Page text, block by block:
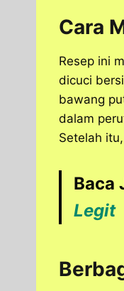
Cara
Resep ini
dicuci
bawang
dalam
Setelah
Baca
Legit